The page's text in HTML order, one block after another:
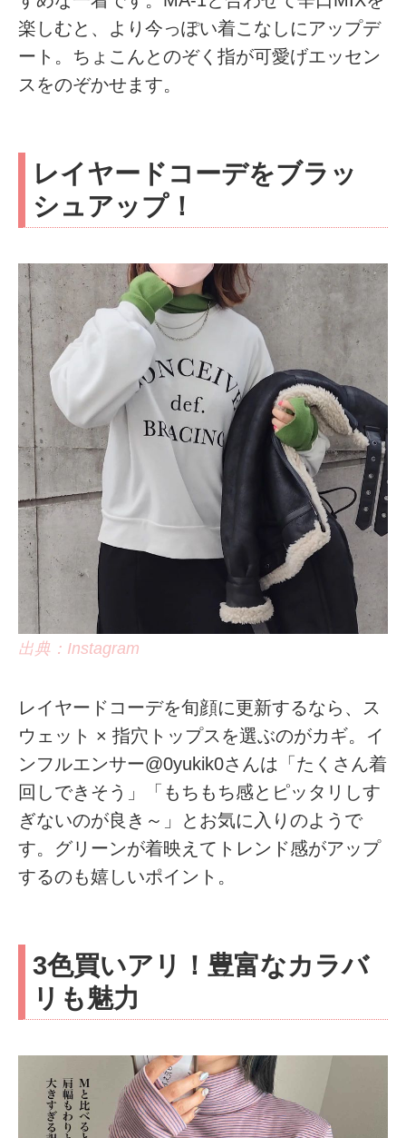
楽しむと、より今っぽい着こなしにアップデ
ート。ちょこんとのぞく指が可愛げエッセン
スをのぞかせます。
レイヤードコーデをブラッ
シュアップ！
出典：Instagram
レイヤードコーデを旬顔に更新するなら、ス
ウェット × 指穴トップスを選ぶのがカギ。イ
ンフルエンサー@0yukik0さんは「たくさん着
回しできそう」「もちもち感とピッタリしす
ぎないのが良き～」とお気に入りのようで
す。グリーンが着映えてトレンド感がアップ
するのも嬉しいポイント。
3色買いアリ！豊富なカラバ
リも魅力